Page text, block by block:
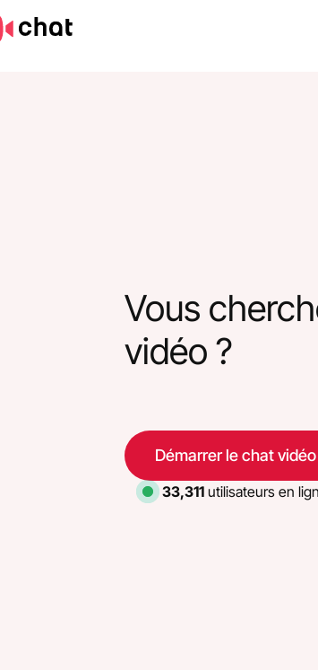
Vous
vidéo ?
Démarrer le chat vidéo
33,311 utilisateurs en